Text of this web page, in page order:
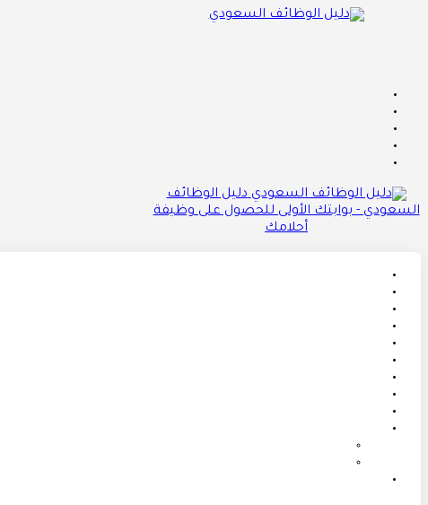
دليل الوظائف
السعودي - بوابتك الأولى للحصول على وظيفة
أحلامك